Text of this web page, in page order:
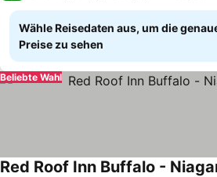
Wähle Reisedaten aus, um die
Preise zu sehen
Beliebte Wahl
Red Roof Inn Buffalo -